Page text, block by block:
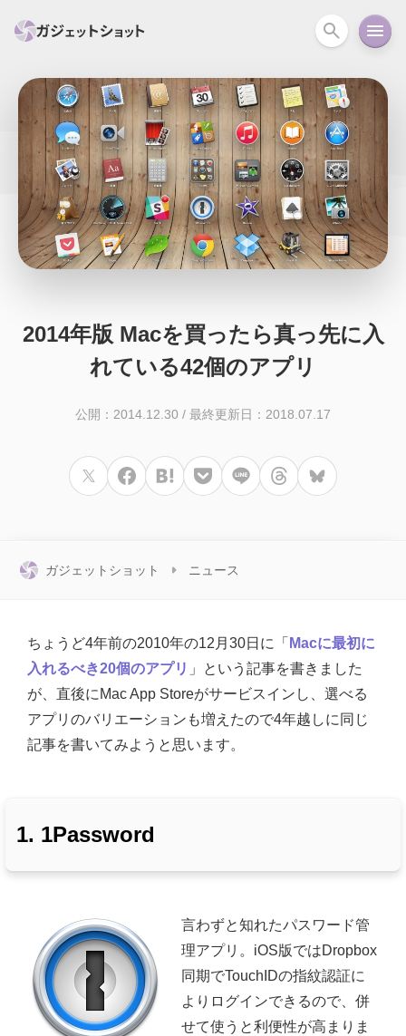
すべて スマホ PC関連 カメラ ウェア
セール情報 スマートホーム アクションカメラ カメラ
回線 iPhone iPad Mac Android コラム
ガイド ニュース オーディオ 周辺機器
2014年版 Macを買ったら真っ先に入
れている42個のアプリ
公開：2014.12.30 / 最終更新日：2018.07.17
ガジェットショット ニュース
ちょうど4年前の2010年の12月30日に「 Macに最初に
入れるべき20個のアプリ 」という記事を書きました
が、直後にMac App Storeがサービスインし、選べる
アプリのバリエーションも増えたので4年越しに同じ
記事を書いてみようと思います。
1. 1Password
言わずと知れたパスワード管
理アプリ。iOS版ではDropbox
同期でTouchIDの指紋認証に
よりログインできるので、併
せて使うと利便性が高まりま